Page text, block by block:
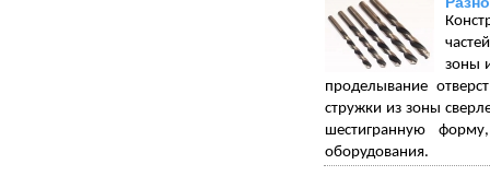
зоны
проделывание
стружки из зоны
шестигранную
оборудования.